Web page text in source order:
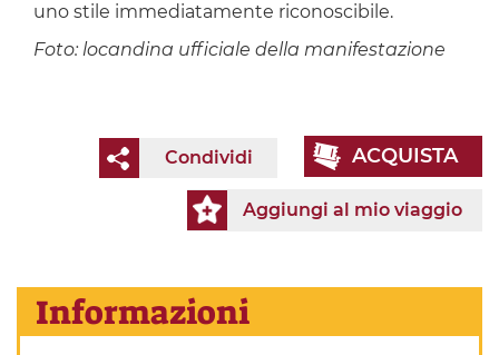
uno stile immediatamente riconoscibile.
Foto: locandina ufficiale della manifestazione
ACQUISTA
Condividi
Aggiungi al mio viaggio
Informazioni